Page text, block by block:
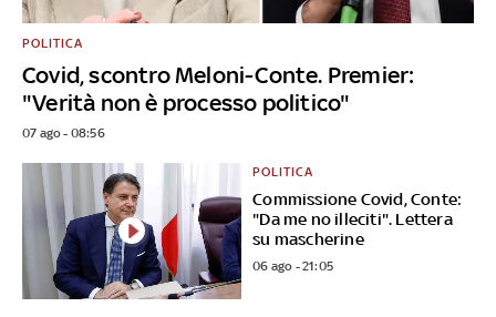
Covid, scontro Meloni-Conte. Premier:
"Verità non è processo politico"
POLITICA
07 ago - 08:56
Commissione Covid, Conte:
"Da me no illeciti". Lettera
su mascherine
POLITICA
06 ago - 21:05